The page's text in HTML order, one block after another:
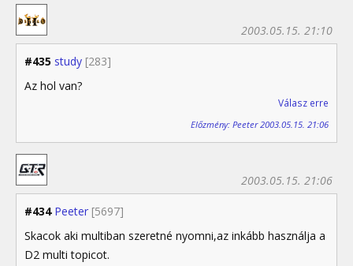
#435 study [283]
2003.05.15. 21:10
Az hol van?
Válasz erre
Előzmény: Peeter 2003.05.15. 21:06
#434 Peeter [5697]
2003.05.15. 21:06
Skacok aki multiban szeretné nyomni,az inkább használja a
D2 multi topicot.